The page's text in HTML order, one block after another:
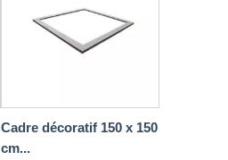
Cadre décoratif 150 x 150
cm...